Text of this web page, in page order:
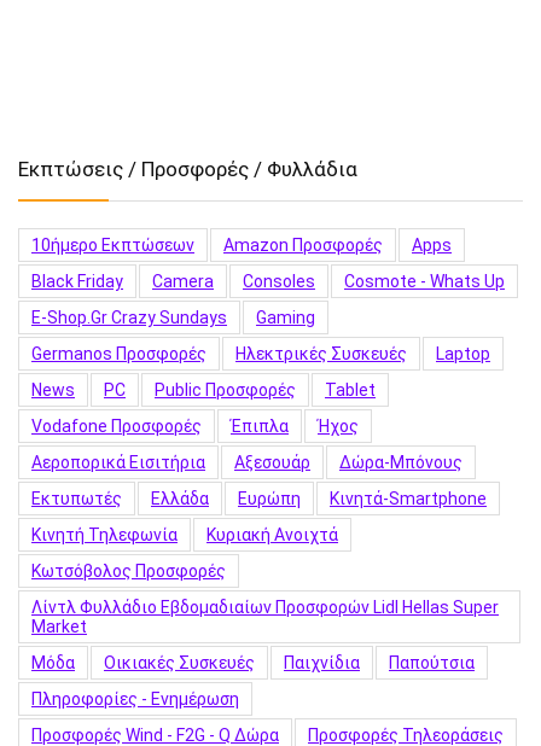
Εκπτώσεις / Προσφορές / Φυλλάδια
10ήμερο Εκπτώσεων Amazon Προσφορές
Apps
Black Friday
Camera Consoles
Cosmote - Whats Up
E-Shop.gr Crazy Sundays
Gaming
Germanos Προσφορές
Hλεκτρικές Συσκευές
Laptop
News
PC Public Προσφορές
Tablet
Vodafone Προσφορές
Έπιπλα
Ήχος
Αεροπορικά Εισιτήρια
Αξεσουάρ
Δώρα-Μπόνους
Εκτυπωτές
Ελλάδα Ευρώπη
Κινητά-Smartphone
Κινητή Τηλεφωνία
Κυριακή Ανοιχτά
Κωτσόβολος Προσφορές
Λίντλ Φυλλάδιο Εβδομαδιαίων Προσφορών Lidl Hellas Super
Market
Μόδα
Οικιακές Συσκευές Παιχνίδια
Παπούτσια
Πληροφορίες - Ενημέρωση
Προσφορές Wind - F2G - Q Δώρα
Προσφορές Τηλεοράσεις